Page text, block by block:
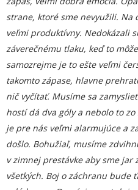
strane, ktoré sme nevyužili.
veľmi produktívny. Nedokázali
záverečnému tlaku, keď to
samozrejme je to ešte veľmi
takomto zápase, hlavne
nič vyčítať. Musíme sa
hostí dá dva góly a nebolo to
je pre nás veľmi alarmujúce a
došlo. Bohužiaľ, musíme
v zimnej prestávke aby sme jar
všetkých. Boj o záchranu bude